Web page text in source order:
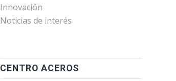
Innovación
Noticias de interés
CENTRO ACEROS